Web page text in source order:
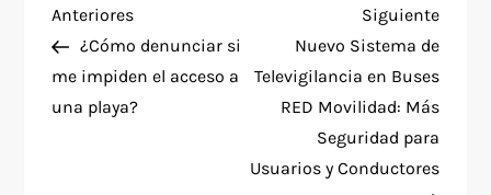
N
a
v
Entrada
anterior
Anteriores
¿Cómo denunciar si
me impiden el acceso a
una playa?
Siguiente
Nuevo Sistema de
Televigilancia en Buses
RED Movilidad: Más
Seguridad para
Usuarios y Conductores